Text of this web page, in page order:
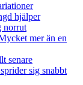
hjälper
norrut
mer än en
senare
sig snabbt